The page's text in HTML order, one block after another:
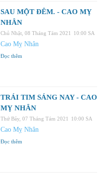
SAU MỘT ĐÊM. - CAO MỴ
NHÂN
Chủ Nhật, 08 Tháng Tám 2021 10:00 SA
Cao Mỵ Nhân
Đọc thêm
TRÁI TIM SÁNG NAY - CAO
MỴ NHÂN
Thứ Bảy, 07 Tháng Tám 2021 10:00 SA
Cao Mỵ Nhân
Đọc thêm